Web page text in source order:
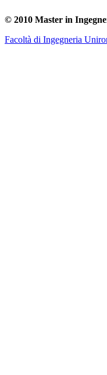
© 2010 Master in
Facoltà di Ingegneria